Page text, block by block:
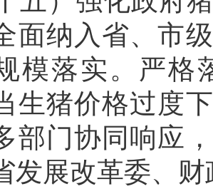
面纳入省、市
模落实。严格
生猪价格过度
部门协同响应
发展改革委、